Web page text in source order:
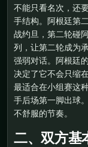
不能只看名次，还
手结构。阿根廷第
战约旦，第二轮碰
列，让第二轮成为
强弱对话。阿根廷
决定了它不会只缩
最适合在小组赛这
手后场第一脚出球
不舒服的节奏。
二、双方基